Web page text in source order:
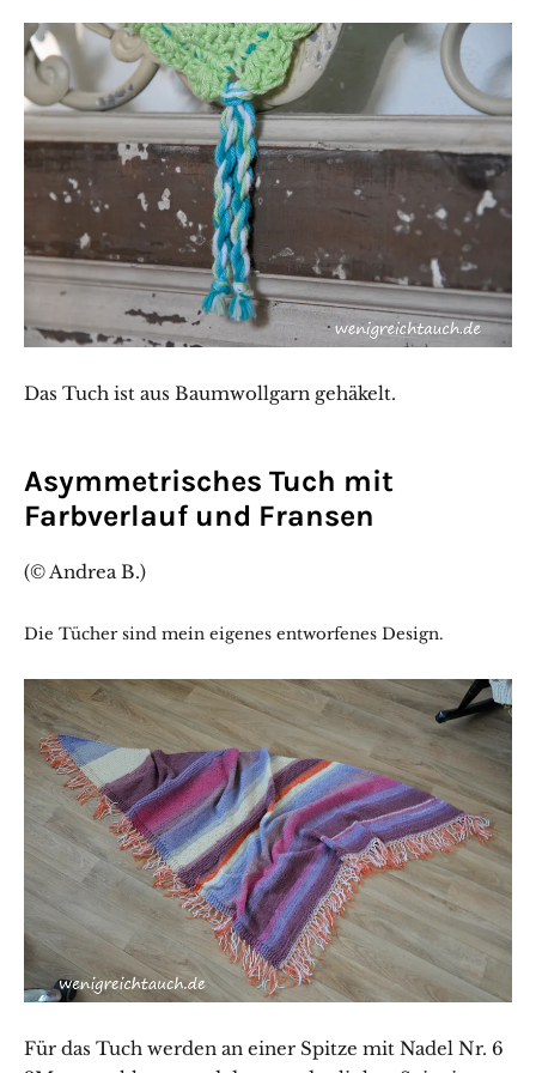
Das Tuch ist aus Baumwollgarn gehäkelt.
Asymmetrisches Tuch mit
Farbverlauf und Fransen
(© Andrea B.)
Die Tücher sind mein eigenes entworfenes Design.
Für das Tuch werden an einer Spitze mit Nadel Nr. 6